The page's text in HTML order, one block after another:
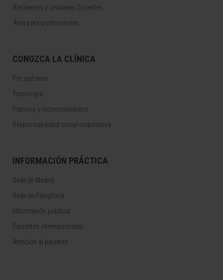
Residentes y Unidades Docentes
Área para profesionales
CONOZCA LA CLÍNICA
Por qué venir
Tecnología
Premios y reconocimientos
Responsabilidad social corporativa
INFORMACIÓN PRÁCTICA
Sede de Madrid
Sede de Pamplona
Información práctica
Pacientes internacionales
Atención al paciente